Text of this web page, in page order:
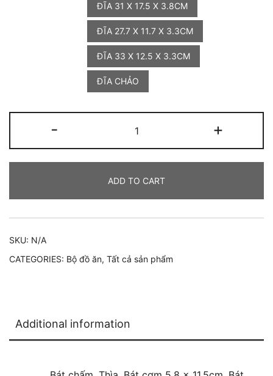
ĐĨA 31 X 17.5 X 3.8CM
ĐĨA 27.7 X 11.7 X 3.3CM
ĐĨA 33 X 12.5 X 3.3CM
ĐĨA CHẢO
-
ROPE
quantity
+
ADD TO CART
SKU: N/A
CATEGORIES: Bộ đồ ăn, Tất cả sản phẩm
Additional information